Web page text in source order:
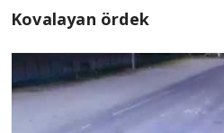
Kovalayan ördek